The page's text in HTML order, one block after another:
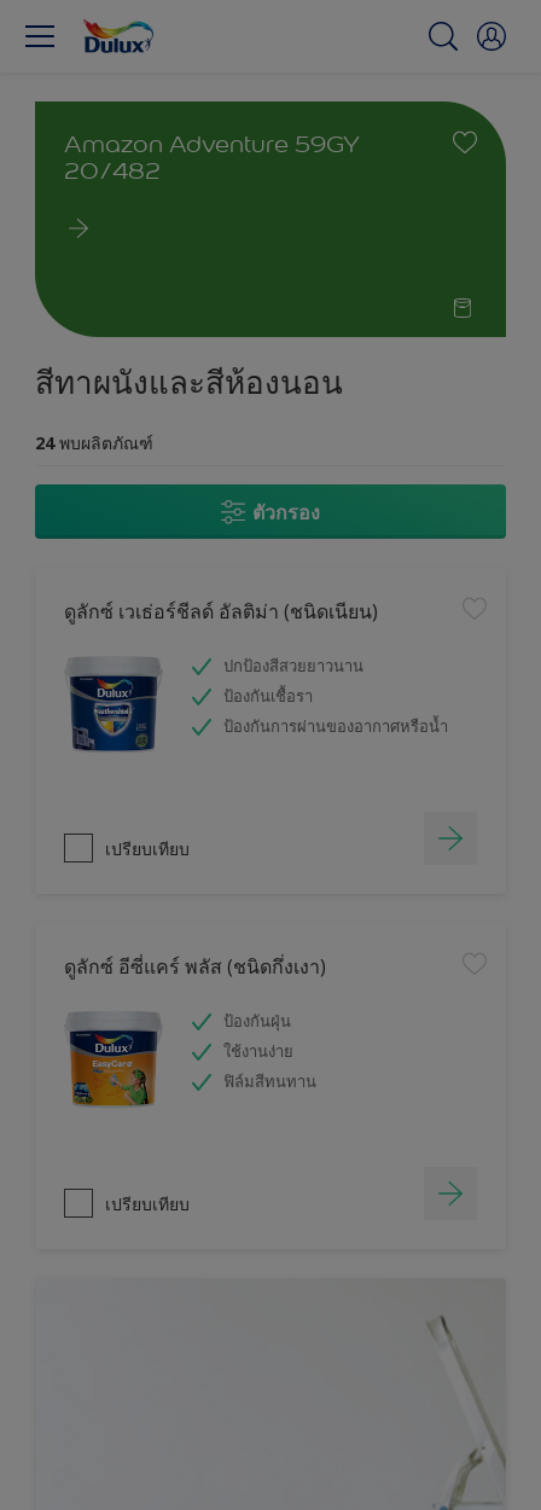
Amazon Adventure 59GY
20/482
สีทาผนังและสีห้องนอน
24พบผลิตภัณฑ์
ตัวกรอง
ดูลักซ์ เวเธ่อร์ชีลด์ อัลติม่า (ชนิดเนียน)
ปกป้องสีสวยยาวนาน
ป้องกันเชื้อรา
ป้องกันการผ่านของอากาศหรือน้ำ
เปรียบเทียบ
ดูลักซ์ อีซี่แคร์ พลัส (ชนิดกึ่งเงา)
ป้องกันฝุ่น
ใช้งานง่าย
ฟิล์มสีทนทาน
เปรียบเทียบ